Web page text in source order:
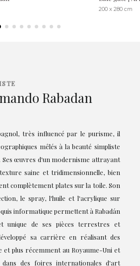
200 x 280 cm
Rabadan
très influencé par le purisme, il
mêlés à la beauté simpliste
Ses œuvres d'un modernisme attrayant
saine et tridimensionnelle, bien
complètement plates sur la toile. Son
le spray, l'huile et l'acrylique sur
informatique permettent à Rabadán
unique de ses pièces terrestres et
sa carrière en réalisant des
et plus récemment au Royaume-Uni et
des foires internationales d'art